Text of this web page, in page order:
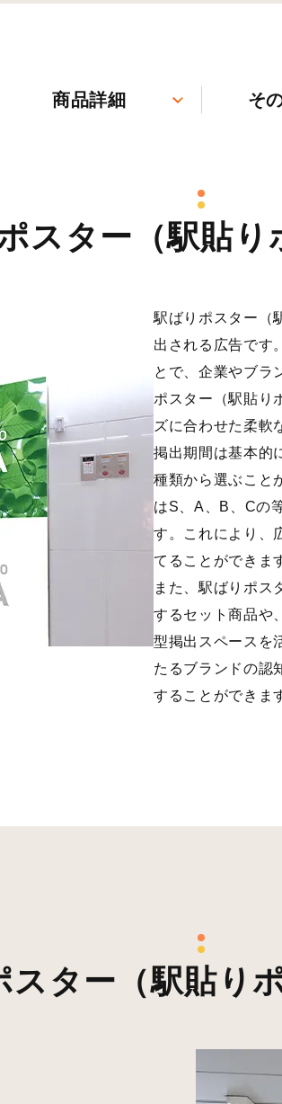
商品詳細 そ
スター（駅貼り
駅ばりポスター（
出される広告です
とで、企業やブラ
ポスター（駅貼り
ズに合わせた柔軟
掲出期間は基本的
種類から選ぶこと
はS、A、B、Cの
す。これにより、
てることができま
また、駅ばりポス
するセット商品や
型掲出スペースを
たるブランドの認
することができま
スター（駅貼り